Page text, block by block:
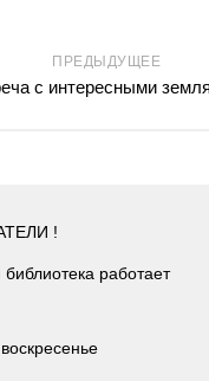
сельская библиотека
сельская
сельская библиотека
ПРЕДЫДУЩЕЕ
с интересными
!
работает